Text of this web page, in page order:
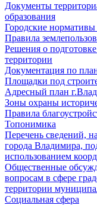
Документы
образования
Городские нормативы
Правила
Решения о
территории
Документация по
Площадки под
Адресный план
Зоны охраны
Правила
Топонимика
Перечень сведений,
города Владимира,
использованием
Общественные
вопросам в сфере
территории
Социальная сфера